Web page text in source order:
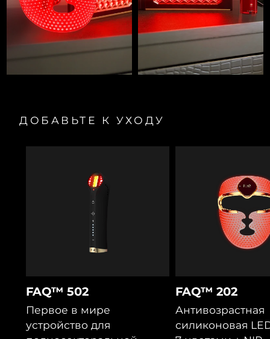
ДОБАВЬТЕ К УХОДУ
FAQ™ 502
Первое в мире
устройство для
FAQ™ 202
Антивозрастная
силиконовая